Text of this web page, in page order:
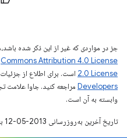
جز در مواردی که غیر از این ذکر شده
Commons Attribution 4.0 License
2.0 License است. برای اطلاع از
Developers‏
وابسته به آن است.
تاریخ آخرین به‌روزرسانی 2013-05-12 به‌وقت ساعت هماهنگ جهانی.